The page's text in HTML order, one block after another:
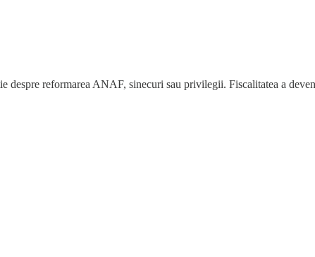
despre reformarea ANAF, sinecuri sau privilegii. Fiscalitatea a